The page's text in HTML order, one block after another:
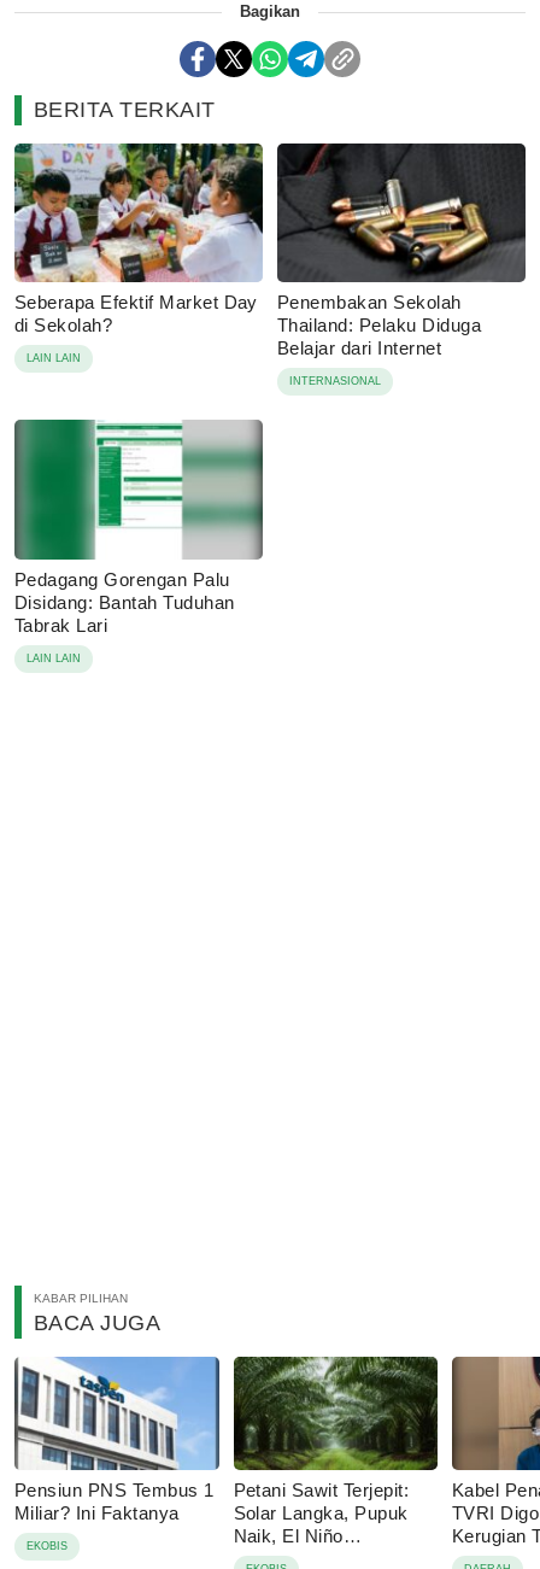
Bagikan
BERITA TERKAIT
Seberapa Efektif Market Day
di Sekolah?
LAIN LAIN
Penembakan Sekolah
Thailand: Pelaku Diduga
Belajar dari Internet
INTERNASIONAL
Pedagang Gorengan Palu
Disidang: Bantah Tuduhan
Tabrak Lari
LAIN LAIN
KABAR PILIHAN
BACA JUGA
Pensiun PNS Tembus 1
Miliar? Ini Faktanya
EKOBIS
Petani Sawit Terjepit:
Solar Langka, Pupuk
Naik, El Niño
Mengancam
Kabel
TVRI
Kerugian
Juta